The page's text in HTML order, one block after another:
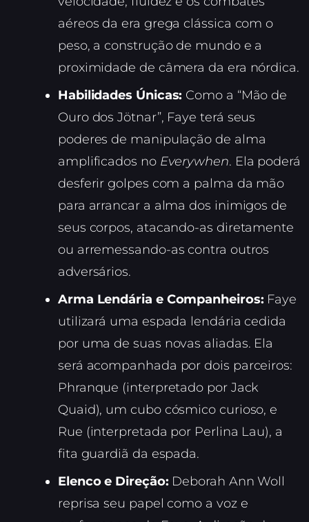
aéreos da era grega clássica com o
peso, a construção de mundo e a
proximidade de câmera da era nórdica.
Habilidades Únicas: Como a “Mão de
Ouro dos Jötnar”, Faye terá seus
poderes de manipulação de alma
amplificados no Everywhen. Ela poderá
desferir golpes com a palma da mão
para arrancar a alma dos inimigos de
seus corpos, atacando-as diretamente
ou arremessando-as contra outros
adversários.
Arma Lendária e Companheiros: Faye
utilizará uma espada lendária cedida
por uma de suas novas aliadas. Ela
será acompanhada por dois parceiros:
Phranque (interpretado por Jack
Quaid), um cubo cósmico curioso, e
Rue (interpretada por Perlina Lau), a
fita guardiã da espada.
Elenco e Direção: Deborah Ann Woll
reprisa seu papel como a voz e